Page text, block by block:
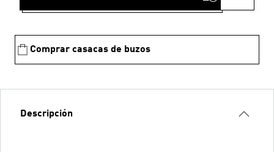
Comprar casacas de buzos
Descripción